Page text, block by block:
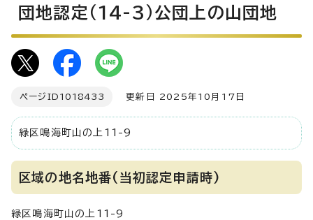
団地認定（14-3）公団上の山団地
ページID 1018433 更新日 2025年10月17日
緑区鳴海町山の上11-9
区域の地名地番(当初認定申請時)
緑区鳴海町山の上11-9